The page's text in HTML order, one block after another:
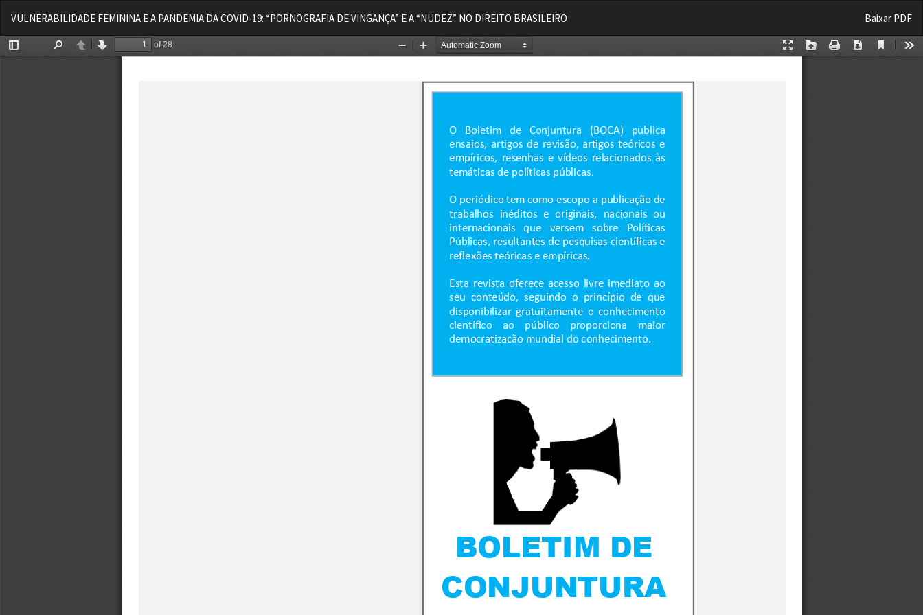
aos
Detalhes
do
VULNERABILIDADE FEMININA E A PANDEMIA DA COVID-19: “PORNOGRAFIA DE VINGANÇA” E A “NUDEZ” NO DIREITO BRASILEIRO Baixar
Baixar PDF